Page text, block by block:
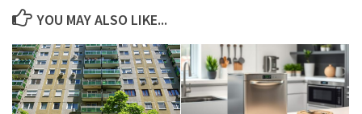
YOU MAY ALSO LIKE...